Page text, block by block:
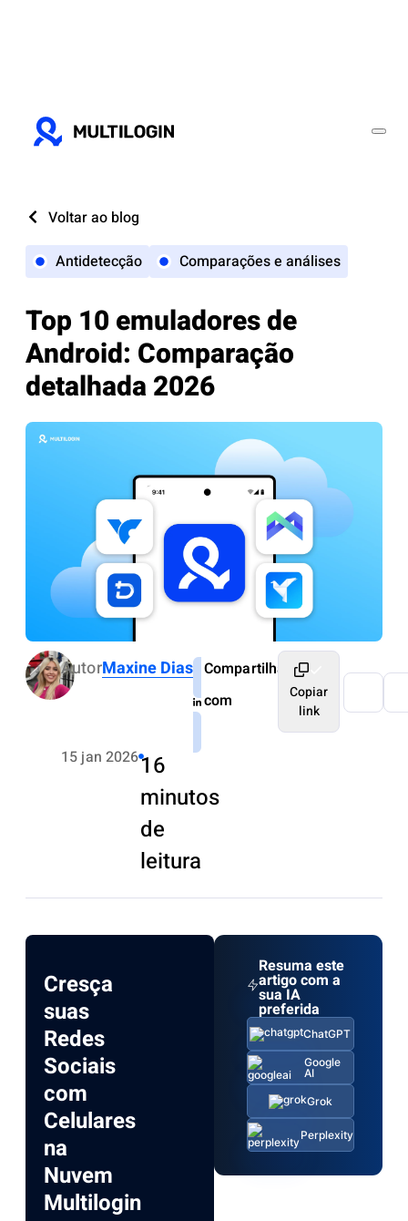
Voltar ao blog
Antidetecção
Comparações e análises
Top 10 emuladores de
Android: Comparação
detalhada 2026
AutorMaxine Dias
15 jan 202616
minutos
de
leitura
Compartilhar
com
Copiar
link
Cresça
suas
Redes
Sociais
com
Celulares
na
Nuvem
Multilogin
Resuma este
artigo com a
sua IA
preferida
ChatGPT
Google
AI
Grok
Perplexity